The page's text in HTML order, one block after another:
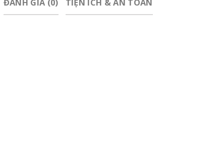
ĐÁNH GIÁ (0) TIỆN ÍCH & AN TOÀN